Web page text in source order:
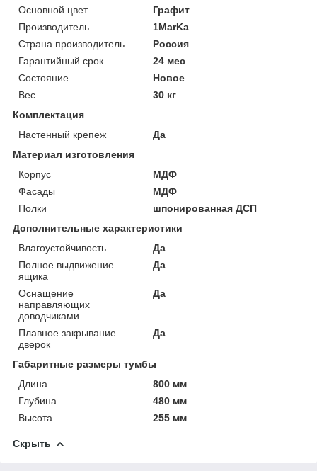
Основной цвет
Графит
Производитель
1MarKa
Страна производитель
Россия
Гарантийный срок
24 мес
Состояние
Новое
Вес
30 кг
Комплектация
Настенный крепеж
Да
Материал изготовления
Корпус
МДФ
Фасады
МДФ
Полки
шпонированная ДСП
Дополнительные характеристики
Влагоустойчивость
Да
Полное выдвижение
ящика
Да
Оснащение
направляющих
доводчиками
Да
Плавное закрывание
дверок
Да
Габаритные размеры тумбы
Длина
800 мм
Глубина
480 мм
Высота
255 мм
Скрыть